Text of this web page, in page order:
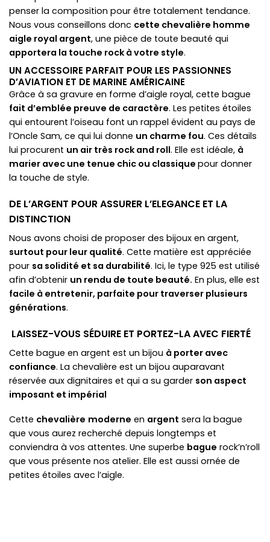
penser la composition pour être totalement tendance.
Nous vous conseillons donc cette chevalière homme
aigle royal argent, une pièce de toute beauté qui
apportera la touche rock à votre style.
UN ACCESSOIRE PARFAIT POUR LES PASSIONNES
D’AVIATION ET DE MARINE AMÉRICAINE
Grâce à sa gravure en forme d’aigle royal, cette bague
fait d’emblée preuve de caractère. Les petites étoiles
qui entourent l’oiseau font un rappel évident au pays de
l’Oncle Sam, ce qui lui donne un charme fou. Ces détails
lui procurent un air très rock and roll. Elle est idéale, à
marier avec une tenue chic ou classique pour donner
la touche de style.
DE L’ARGENT POUR ASSURER L’ELEGANCE ET LA
DISTINCTION
Nous avons choisi de proposer des bijoux en argent,
surtout pour leur qualité. Cette matière est appréciée
pour sa solidité et sa durabilité. Ici, le type 925 est utilisé
afin d’obtenir un rendu de toute beauté. En plus, elle est
facile à entretenir, parfaite pour traverser plusieurs
générations.
LAISSEZ-VOUS SÉDUIRE ET PORTEZ-LA AVEC FIERTÉ
Cette bague en argent est un bijou à porter avec
confiance. La chevalière est un bijou auparavant
réservée aux dignitaires et qui a su garder son aspect
imposant et impérial
Cette chevalière moderne en argent sera la bague
que vous aurez recherché depuis longtemps et
conviendra à vos attentes. Une superbe bague rock’n’roll
que vous présente nos atelier. Elle est aussi ornée de
petites étoiles avec l’aigle.